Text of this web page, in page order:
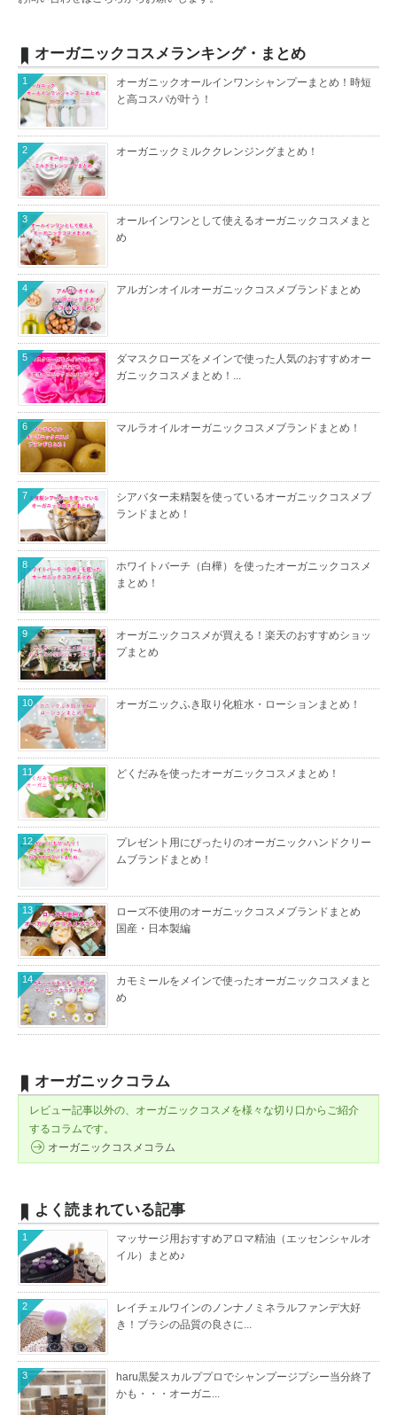
オーガニックコスメランキング・まとめ
オーガニックオールインワンシャンプーまとめ！時短
と高コスパが叶う！
1
オーガニックミルククレンジングまとめ！
2
オールインワンとして使えるオーガニックコスメまと
め
3
アルガンオイルオーガニックコスメブランドまとめ
4
ダマスクローズをメインで使った人気のおすすめオー
ガニックコスメまとめ！...
5
マルラオイルオーガニックコスメブランドまとめ！
6
シアバター未精製を使っているオーガニックコスメブ
ランドまとめ！
7
ホワイトバーチ（白樺）を使ったオーガニックコスメ
まとめ！
8
オーガニックコスメが買える！楽天のおすすめショッ
プまとめ
9
オーガニックふき取り化粧水・ローションまとめ！
10
どくだみを使ったオーガニックコスメまとめ！
11
プレゼント用にぴったりのオーガニックハンドクリー
ムブランドまとめ！
12
ローズ不使用のオーガニックコスメブランドまとめ
国産・日本製編
13
カモミールをメインで使ったオーガニックコスメまと
め
14
オーガニックコラム
レビュー記事以外の、オーガニックコスメを様々な切り口からご紹介
するコラムです。
オーガニックコスメコラム
よく読まれている記事
マッサージ用おすすめアロマ精油（エッセンシャルオ
イル）まとめ♪
1
レイチェルワインのノンナノミネラルファンデ大好
き！ブラシの品質の良さに...
2
haru黒髪スカルププロでシャンプージプシー当分終了
かも・・・オーガニ...
3